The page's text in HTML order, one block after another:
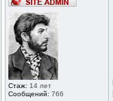
Стаж: 14 лет
Сообщений: 766